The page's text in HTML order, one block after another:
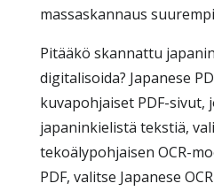
massaskannaus
Pitääkö skannattu
digitalisoida? Japanese
kuvapohjaiset PDF-sivut,
japaninkielistä tekstiä,
tekoälypohjaisen OCR-
PDF, valitse Japanese